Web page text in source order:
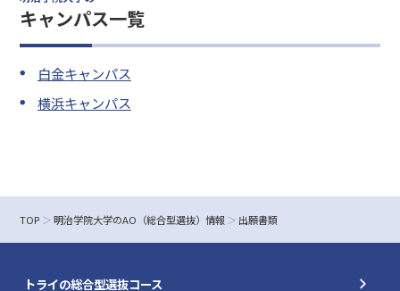
キャンパス一覧
白金キャンパス
横浜キャンパス
TOP 明治学院大学のAO（総合型選抜）情報 出願書類
トライの総合型選抜コース